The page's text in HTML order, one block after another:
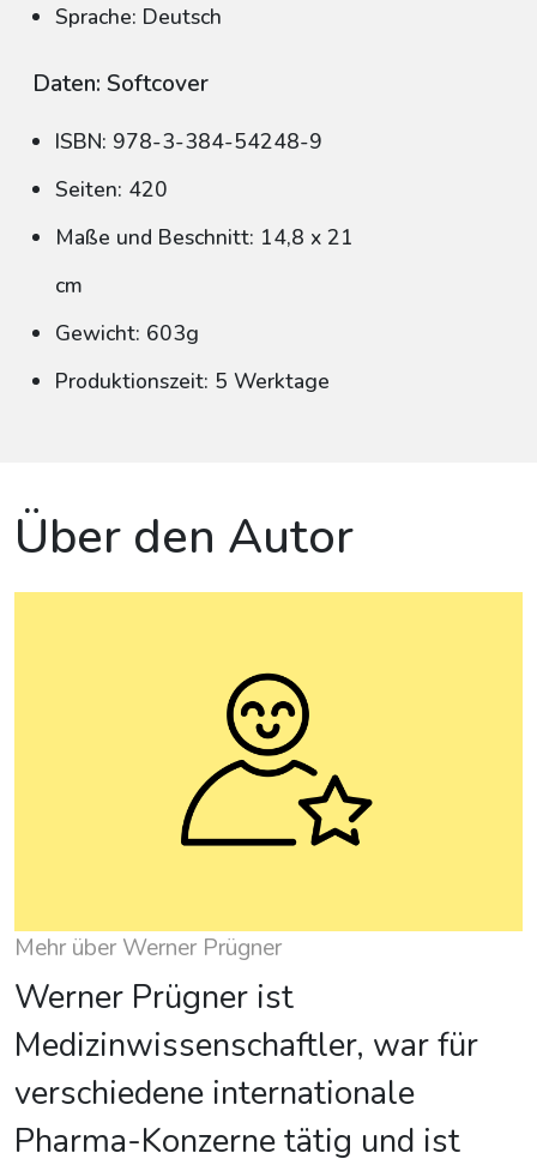
Sprache: Deutsch
Daten: Softcover
ISBN: 978-3-384-54248-9
Seiten: 420
Maße und Beschnitt: 14,8 x 21
cm
Gewicht: 603g
Produktionszeit: 5 Werktage
Über den Autor
Mehr über Werner Prügner
Werner Prügner ist
Medizinwissenschaftler, war für
verschiedene internationale
Pharma-Konzerne tätig und ist